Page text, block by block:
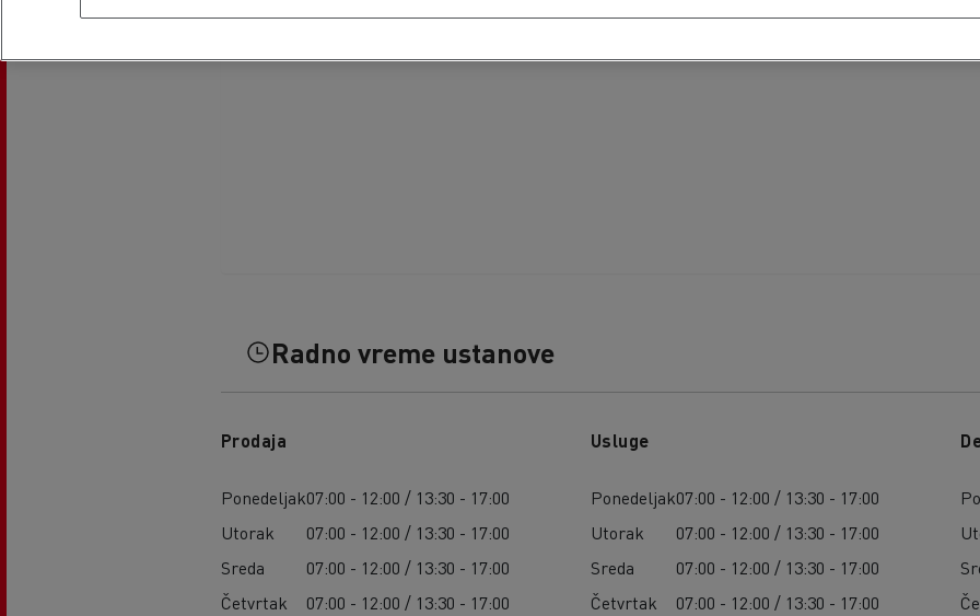
Radno vreme ustanove
Prodaja
Ponedeljak07:00 - 12:00 / 13:30 - 17:00
Utorak
07:00 - 12:00 / 13:30 - 17:00
Sreda
07:00 - 12:00 / 13:30 - 17:00
Četvrtak
07:00 - 12:00 / 13:30 - 17:00
Usluge
Ponedeljak07:00 - 12:00 / 13:30 - 17:00
Utorak
07:00 - 12:00 / 13:30 - 17:00
Sreda
07:00 - 12:00 / 13:30 - 17:00
Četvrtak
07:00 - 12:00 / 13:30 - 17:00